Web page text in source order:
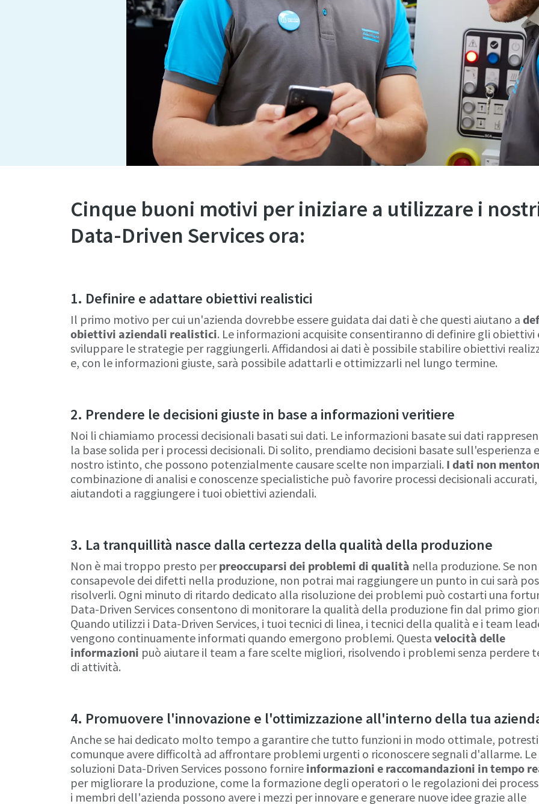
Cinque buoni motivi per iniziare a utilizzare i
Data-Driven Services ora:
1. Definire e adattare obiettivi realistici
Il primo motivo per cui un'azienda dovrebbe essere guidata dai dati è che questi aiutano a
obiettivi aziendali realistici. Le informazioni acquisite consentiranno di definire gli obiettivi
sviluppare le strategie per raggiungerli. Affidandosi ai dati è possibile stabilire obiettivi
e, con le informazioni giuste, sarà possibile adattarli e ottimizzarli nel lungo termine.
2. Prendere le decisioni giuste in base a informazioni veritiere
Noi li chiamiamo processi decisionali basati sui dati. Le informazioni basate sui dati
la base solida per i processi decisionali. Di solito, prendiamo decisioni basate sull'esperienza
nostro istinto, che possono potenzialmente causare scelte non imparziali. I dati non
combinazione di analisi e conoscenze specialistiche può favorire processi decisionali accurati,
aiutandoti a raggiungere i tuoi obiettivi aziendali.
3. La tranquillità nasce dalla certezza della qualità della produzione
Non è mai troppo presto perpreoccuparsi dei problemi di qualità nella produzione. Se non
consapevole dei difetti nella produzione, non potrai mai raggiungere un punto in cui sarà
risolverli. Ogni minuto di ritardo dedicato alla risoluzione dei problemi può costarti una
Data-Driven Services consentono di monitorare la qualità della produzione fin dal primo
Quando utilizzi i Data-Driven Services, i tuoi tecnici di linea, i tecnici della qualità e i team
vengono continuamente informati quando emergono problemi. Questa velocità delle
informazioni può aiutare il team a fare scelte migliori, risolvendo i problemi senza perdere
di attività.
4. Promuovere l'innovazione e l'ottimizzazione all'interno della tua
Anche se hai dedicato molto tempo a garantire che tutto funzioni in modo ottimale, potresti
comunque avere difficoltà ad affrontare problemi urgenti o riconoscere segnali d'allarme. Le
soluzioni Data-Driven Services possono fornire informazioni e raccomandazioni in tempo
per migliorare la produzione, come la formazione degli operatori o le regolazioni dei
i membri dell'azienda possono avere i mezzi per innovare e generare nuove idee grazie alle